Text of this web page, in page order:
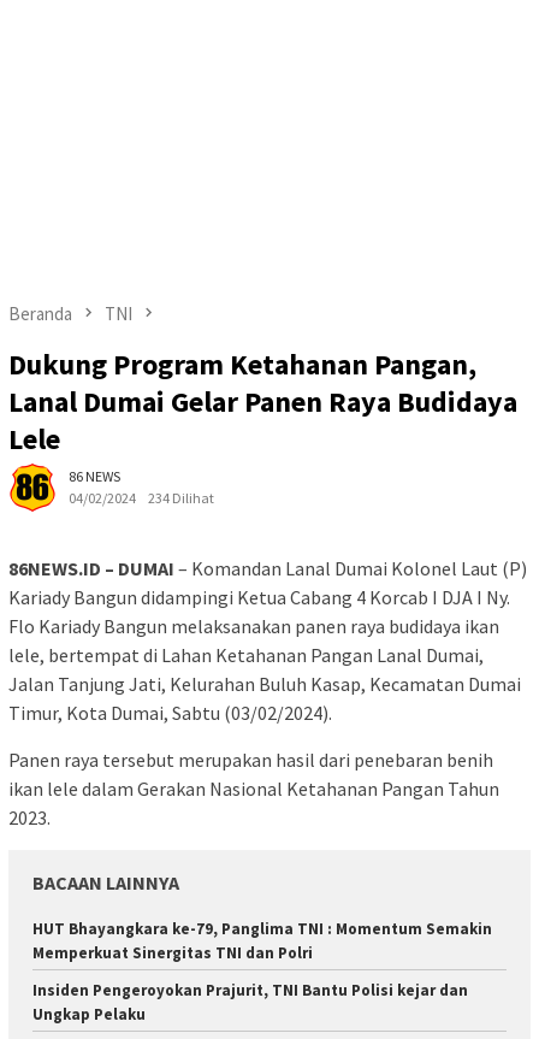
Beranda TNI
Dukung Program Ketahanan Pangan,
Lanal Dumai Gelar Panen Raya Budidaya
Lele
86 NEWS
04/02/2024
234 Dilihat
86NEWS.ID – DUMAI – Komandan Lanal Dumai Kolonel Laut (P)
Kariady Bangun didampingi Ketua Cabang 4 Korcab I DJA I Ny.
Flo Kariady Bangun melaksanakan panen raya budidaya ikan
lele, bertempat di Lahan Ketahanan Pangan Lanal Dumai,
Jalan Tanjung Jati, Kelurahan Buluh Kasap, Kecamatan Dumai
Timur, Kota Dumai, Sabtu (03/02/2024).
Panen raya tersebut merupakan hasil dari penebaran benih
ikan lele dalam Gerakan Nasional Ketahanan Pangan Tahun
2023.
BACAAN LAINNYA
HUT Bhayangkara ke-79, Panglima TNI : Momentum Semakin
Memperkuat Sinergitas TNI dan Polri
Insiden Pengeroyokan Prajurit, TNI Bantu Polisi kejar dan
Ungkap Pelaku